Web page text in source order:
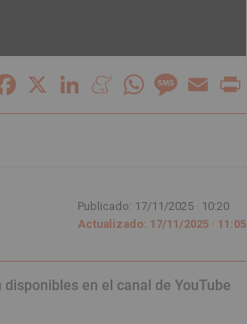
Facebook LinkedInMeneameWhatsAppMessage
Email
Publicado: 17/11/2025 · 10:20
Actualizado: 17/11/2025 · 11:05
en el canal de YouTube